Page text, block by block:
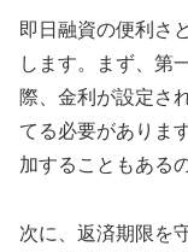
即日融資の便利さ
します。まず、第
際、金利が設定さ
てる必要がありま
加することもある
次に、返済期限を